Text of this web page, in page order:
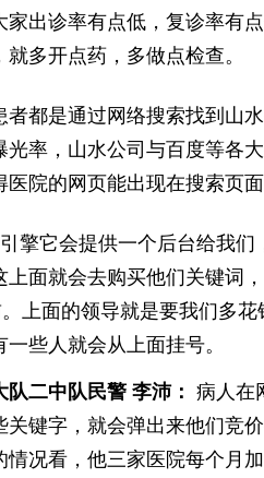
出诊率有点低，复诊率有
多开点药，多做点检查。
都是通过网络搜索找到山
率，山水公司与百度等各
院的网页能出现在搜索页面
擎它会提供一个后台给我们
面就会去购买他们关键词
上面的领导就是要我们多
些人就会从上面挂号。
二中队民警 李沛： 病人在
键字，就会弹出来他们竞
况看，他三家医院每个月